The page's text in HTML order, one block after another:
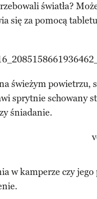
światła?
się za pomocą
świeżym powietrzu,
sprytnie schowany
śniadanie.
w kamperze czy